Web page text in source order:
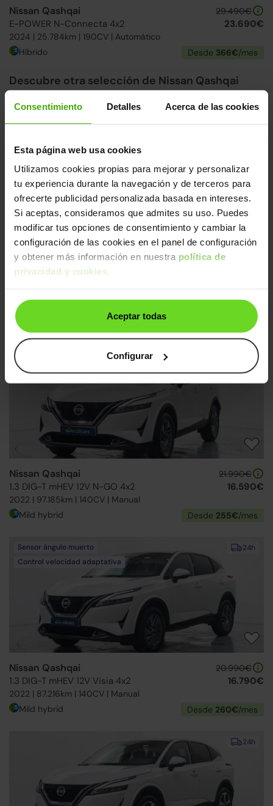
Consentimiento Detalles Acerca de las cookies
Esta página web usa cookies
Utilizamos cookies propias para mejorar y personalizar
tu experiencia durante la navegación y de terceros para
ofrecerte publicidad personalizada basada en intereses.
Si aceptas, consideramos que admites su uso. Puedes
modificar tus opciones de consentimiento y cambiar la
configuración de las cookies en el panel de configuración
y obtener más información en nuestra política de
privacidad y cookies.
Aceptar todas
Configurar
Nissan Qashqai
E-POWER N-Connecta 4x2
2024 | 25.784km | 190CV | Automático
29.490€
23.690€
Híbrido Desde 366€/mes
Descubre otra selección de Nissan Qashqai
adapta a ti.
Ver más Nissan Qashqai
Nissan Qashqai
2022 | 91.462km | 140CV | Manual
/mes
Nissan Qashqai
1.3 DIG-T mHEV 12V N-GO 4x2
2022 | 97.185km | 140CV | Manual
21.990€
16.590€
Mild hybrid Desde 255€/mes
24h
Sensor ángulo muerto
Control velocidad adaptativa
Nissan Qashqai
1.3 DIG-T mHEV 12V Visia 4x2
2022 | 87.216km | 140CV | Manual
20.990€
16.790€
Mild hybrid Desde 260€/mes
24h